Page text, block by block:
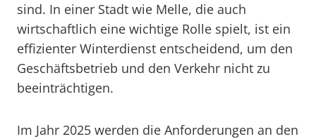
sind. In einer Stadt wie Melle, die auch
wirtschaftlich eine wichtige Rolle spielt, ist ein
effizienter Winterdienst entscheidend, um den
Geschäftsbetrieb und den Verkehr nicht zu
beeinträchtigen.
Im Jahr 2025 werden die Anforderungen an den